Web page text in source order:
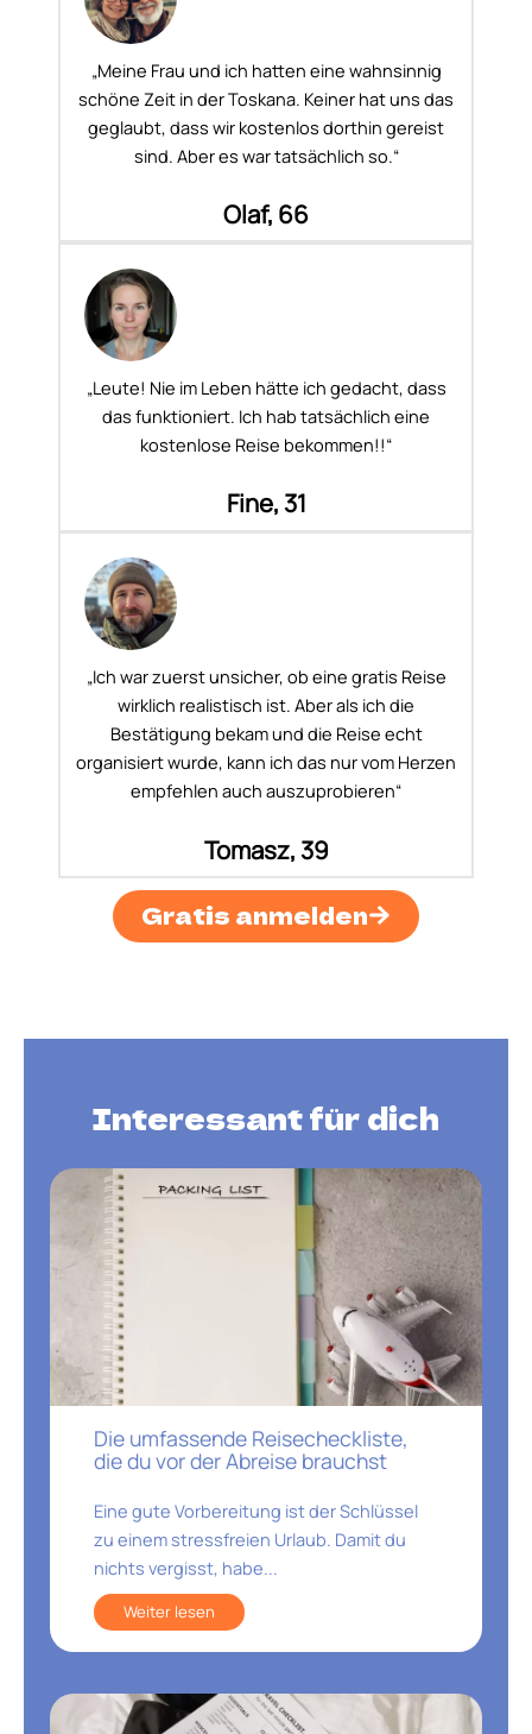
„Meine Frau und ich hatten eine wahnsinnig
schöne Zeit in der Toskana. Keiner hat uns das
geglaubt, dass wir kostenlos dorthin gereist
sind. Aber es war tatsächlich so.“
Olaf, 66
„Leute! Nie im Leben hätte ich gedacht, dass
das funktioniert. Ich hab tatsächlich eine
kostenlose Reise bekommen!!“
Fine, 31
„Ich war zuerst unsicher, ob eine gratis Reise
wirklich realistisch ist. Aber als ich die
Bestätigung bekam und die Reise echt
organisiert wurde, kann ich das nur vom Herzen
empfehlen auch auszuprobieren“
Tomasz, 39
Gratis anmelden
Interessant für dich
Die umfassende Reisecheckliste,
die du vor der Abreise brauchst
Eine gute Vorbereitung ist der Schlüssel
zu einem stressfreien Urlaub. Damit du
nichts vergisst, habe...
Weiter lesen